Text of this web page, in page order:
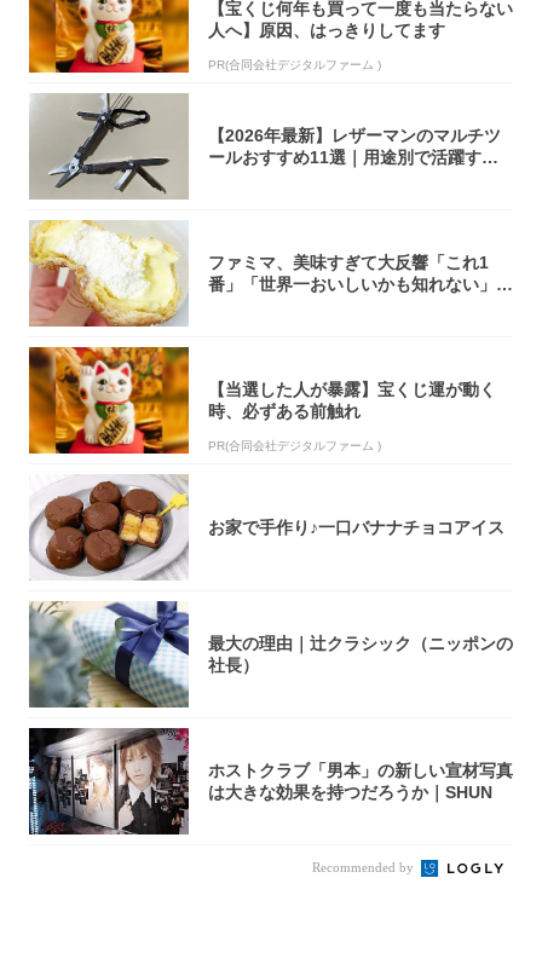
【宝くじ何年も買って一度も当たらない
人へ】原因、はっきりしてます
PR(合同会社デジタルファーム )
【2026年最新】レザーマンのマルチツ
ールおすすめ11選｜用途別で活躍する
ファミマ、美味すぎて大反響「これ1
番」「世界一おいしいかも知れない」
【当選した人が暴露】宝くじ運が動く
時、必ずある前触れ
PR(合同会社デジタルファーム )
お家で手作り♪一口バナナチョコアイス
最大の理由｜辻クラシック（ニッポンの
社長）
ホストクラブ「男本」の新しい宣材写真
は大きな効果を持つだろうか｜SHUN
Recommended by